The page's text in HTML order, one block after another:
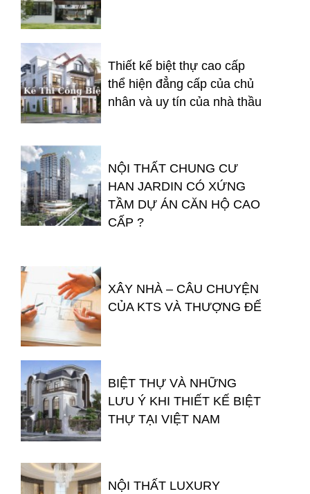
Thiết kế biệt thự cao cấp
thể hiện đẳng cấp của chủ
nhân và uy tín của nhà thầu
NỘI THẤT CHUNG CƯ
HAN JARDIN CÓ XỨNG
TẦM DỰ ÁN CĂN HỘ CAO
CẤP ?
XÂY NHÀ – CÂU CHUYỆN
CỦA KTS VÀ THƯỢNG ĐẾ
BIỆT THỰ VÀ NHỮNG
LƯU Ý KHI THIẾT KẾ BIỆT
THỰ TẠI VIỆT NAM
NỘI THẤT LUXURY